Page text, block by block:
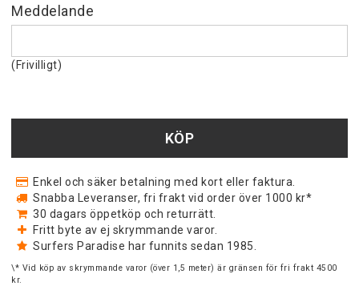
Meddelande
(Frivilligt)
KÖP
Enkel och säker betalning med kort eller faktura.
Snabba Leveranser, fri frakt vid order över 1000 kr*
30 dagars öppetköp och returrätt.
Fritt byte av ej skrymmande varor.
Surfers Paradise har funnits sedan 1985.
\* Vid köp av skrymmande varor (över 1,5 meter) är gränsen för fri frakt 4500
kr.